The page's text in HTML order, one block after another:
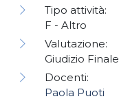
Tipo attività:
F - Altro
Valutazione:
Giudizio Finale
Docenti:
Paola Puoti